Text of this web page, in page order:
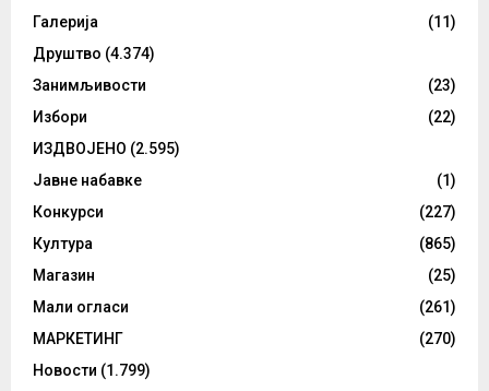
Галерија
(11)
Друштво (4.374)
Занимљивости
(23)
Избори
(22)
ИЗДВОЈЕНО (2.595)
Јавне набавке
(1)
Конкурси
(227)
Култура
(865)
Магазин
(25)
Мали огласи
(261)
МАРКЕТИНГ
(270)
Новости (1.799)